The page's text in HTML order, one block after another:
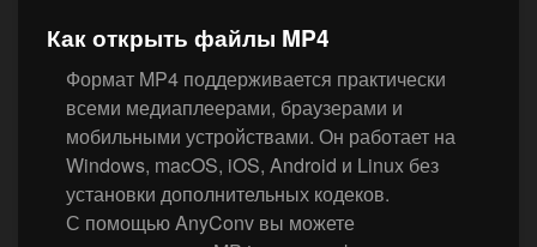
Как открыть файлы MP4
Формат MP4 поддерживается практически
всеми медиаплеерами, браузерами и
мобильными устройствами. Он работает на
Windows, macOS, iOS, Android и Linux без
установки дополнительных кодеков.
С помощью AnyConv вы можете